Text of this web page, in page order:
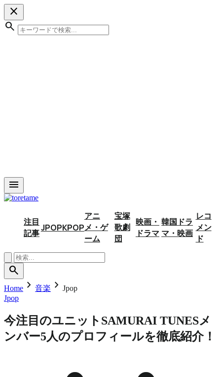
close
search
menu
注目
記事JPOPKPOP
アニ
メ・ゲ
ーム
宝塚
歌劇
団
映画・
ドラマ
韓国ドラ
マ・映画
レコ
メン
ド
search
Home chevron_right 音楽 chevron_right Jpop
Jpop
今注目のユニットSAMURAI TUNESメ
ンバー5人のプロフィールを徹底紹介！